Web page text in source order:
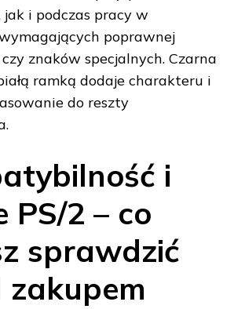
jak i podczas pracy w
poprawnej
znaków specjalnych. Czarna
ramką dodaje charakteru i
do reszty
i
PS/2 – co
sprawdzić
zakupem